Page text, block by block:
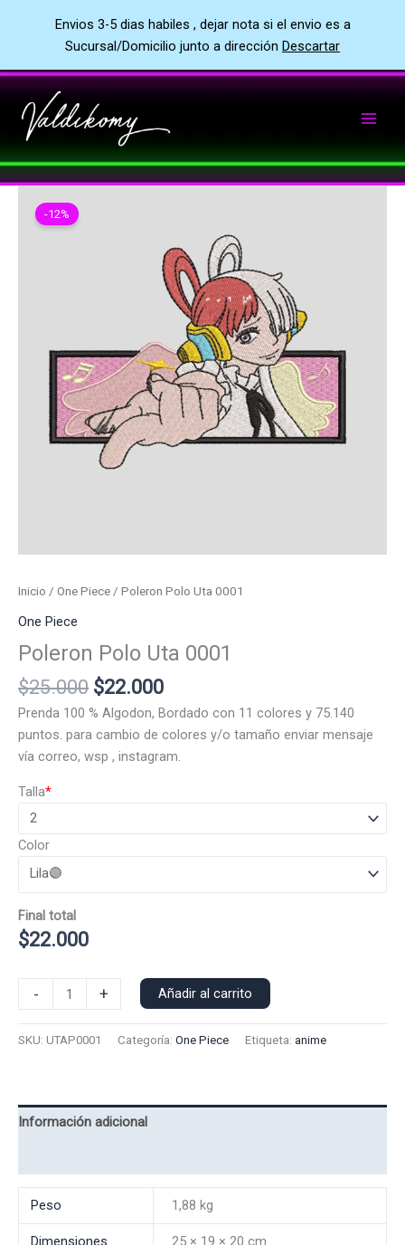
Envios 3-5 dias habiles , dejar nota si el envio es a
Sucursal/Domicilio junto a dirección Descartar
al
contenido
-12%
Inicio / One Piece / Poleron Polo Uta 0001
One Piece
Poleron Polo Uta 0001
$25.000 El
precio
original
era:
$22.000El
precio
actual
es:
Prenda 100 % Algodon, Bordado con 11 colores y 75.140
puntos. para cambio de colores y/o tamaño enviar mensaje
vía correo, wsp , instagram.
*
Talla
Color
Final total
$22.000
-
Polo
+ Añadir al carrito
SKU: UTAP0001 Categoría: One Piece Etiqueta: anime
Información adicional
Peso 1,88 kg
Dimensiones 25 × 19 × 20 cm